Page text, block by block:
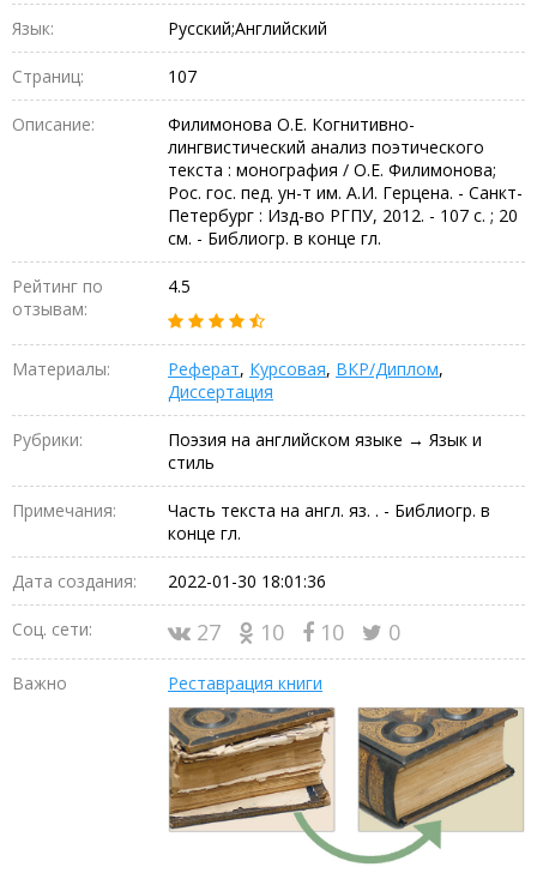
Язык: Русский;Английский
Страниц: 107
Описание:
Филимонова О.Е. Когнитивно-
лингвистический анализ поэтического
текста : монография / О.Е. Филимонова;
Рос. гос. пед. ун-т им. А.И. Герцена. - Санкт-
Петербург : Изд-во РГПУ, 2012. - 107 с. ; 20
см. - Библиогр. в конце гл.
Рейтинг по
отзывам:
4.5
Материалы: Реферат, Курсовая, ВКР/Диплом,
Диссертация
Рубрики:
Поэзия на английском языке → Язык и
стиль
Примечания:
Часть текста на англ. яз. . - Библиогр. в
конце гл.
Дата создания: 2022-01-30 18:01:36
Соц. сети: 27 10 10 0
Важно Реставрация книги